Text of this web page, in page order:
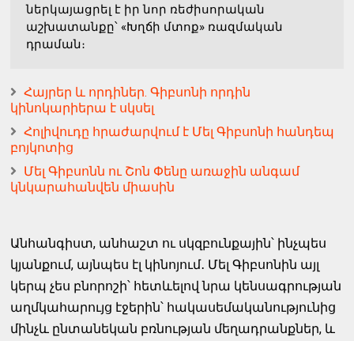
ներկայացրել է իր նոր ռեժիսորական
աշխատանքը՝ «Խղճի մտոք» ռազմական
դրաման։
Հայրեր և որդիներ. Գիբսոնի որդին
կինոկարիերա է սկսել
Հոլիվուդը հրաժարվում է Մել Գիբսոնի հանդեպ
բոյկոտից
Մել Գիբսոնն ու Շոն Փենը առաջին անգամ
կնկարահանվեն միասին
Անհանգիստ, անհաշտ ու սկզբունքային՝ ինչպես
կյանքում, այնպես էլ կինոյում․ Մել Գիբսոնին այլ
կերպ չես բնորոշի՝ հետևելով նրա կենսագրության
աղմկահարույց էջերին՝ հակասեմականությունից
մինչև ընտանեկան բռնության մեղադրանքներ, և